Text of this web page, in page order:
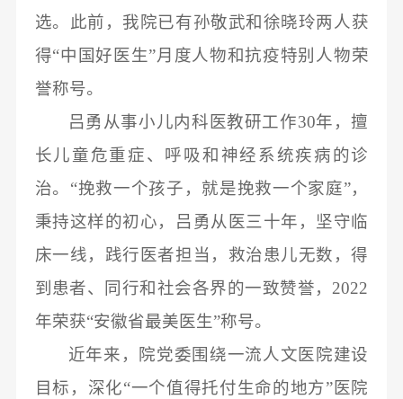
选。 此前，我院已有孙敬武和徐晓玲两人获
得“中国好医生”月度人物和抗疫特别人物荣
誉称号。
吕勇从事小儿内科医教研工作30年，擅
长儿童危重症、呼吸和神经系统疾病的诊
治。 “挽救一个孩子，就是挽救一个家庭”，
秉持这样的初心，吕勇从医三十年，坚守临
床一线，践行医者担当，救治患儿无数 ，得
到患者、同行和社会各界的一致赞誉，2022
年荣获“安徽省最美医生”称号。
近年来，院党委围绕一流人文医院建设
目标，深化“一个值得托付生命的地方”医院